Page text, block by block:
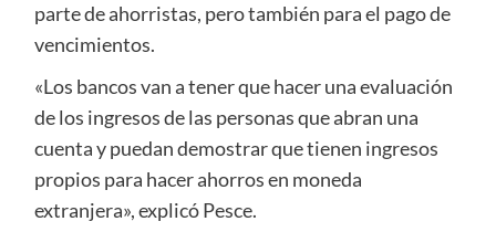
parte de ahorristas, pero también para el pago de
vencimientos.
«Los bancos van a tener que hacer una evaluación
de los ingresos de las personas que abran una
cuenta y puedan demostrar que tienen ingresos
propios para hacer ahorros en moneda
extranjera», explicó Pesce.